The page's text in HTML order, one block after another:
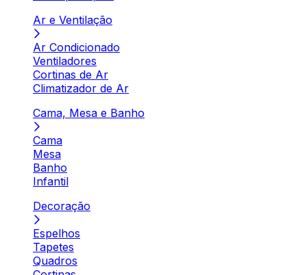
Ar e Ventilação
Ar Condicionado
Ventiladores
Cortinas de Ar
Climatizador de Ar
Cama, Mesa e Banho
Cama
Mesa
Banho
Infantil
Decoração
Espelhos
Tapetes
Quadros